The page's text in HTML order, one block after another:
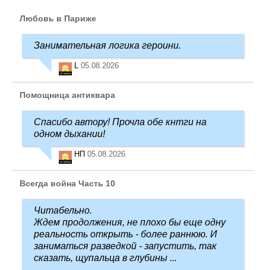
Любовь в Париже
Занимательная логика героини.
L 05.08.2026
Помощница антиквара
Спасибо автору! Прочла обе кнтги на
одном дыхании!
НП 05.08.2026
Всегда война Часть 10
Читабельно.
Ждем продолжения, не плохо бы еще одну
реальность открыть - более раннюю. И
заниматься разведкой - запустить, так
сказать, щупальца в глубины ...